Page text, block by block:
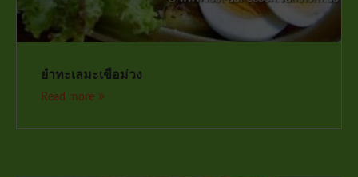
ยำทะเลมะเขือม่วง
Read more